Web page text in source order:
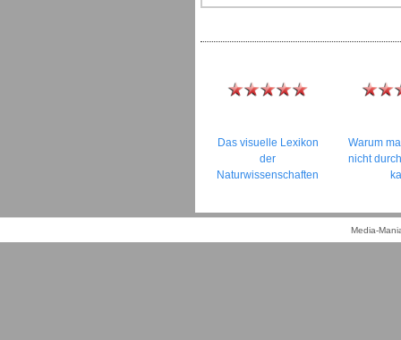
Das visuelle Lexikon
der
Naturwissenschaften
Warum
nicht
Media-